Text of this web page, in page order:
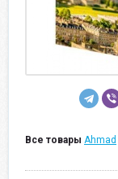
Все товары Ahmad